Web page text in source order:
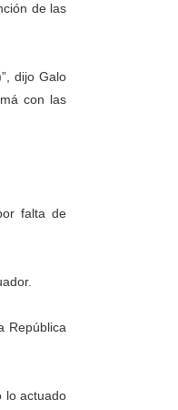
de las
dijo Galo
con las
falta de
República
lo actuado